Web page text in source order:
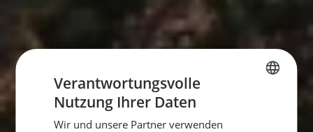
Verantwortungsvolle
Nutzung Ihrer Daten
Wir und unsere Partner verwenden